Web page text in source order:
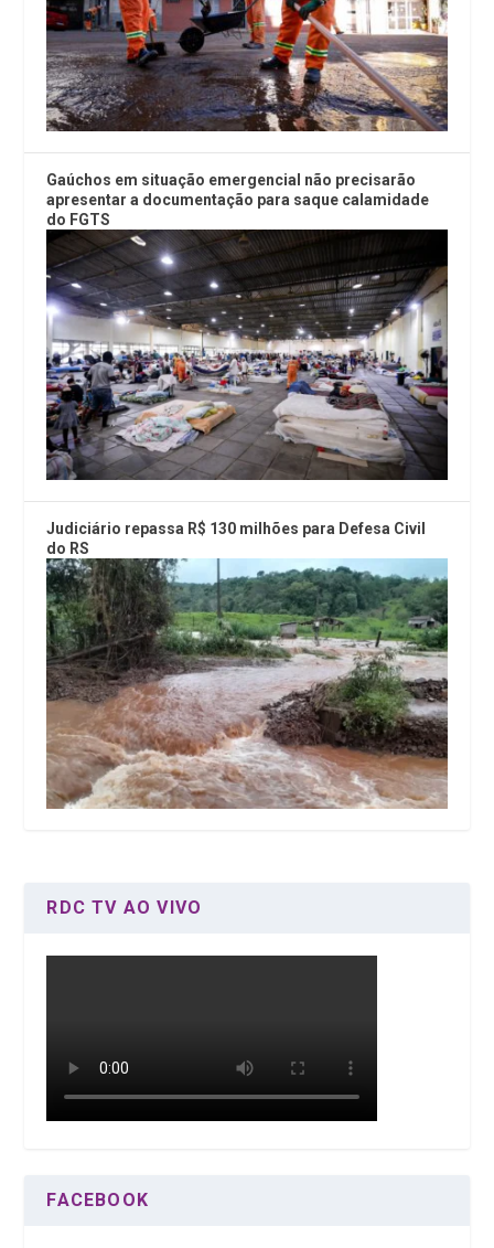
Gaúchos em situação emergencial não precisarão
apresentar a documentação para saque calamidade
do FGTS
Judiciário repassa R$ 130 milhões para Defesa Civil
do RS
RDC TV AO VIVO
FACEBOOK